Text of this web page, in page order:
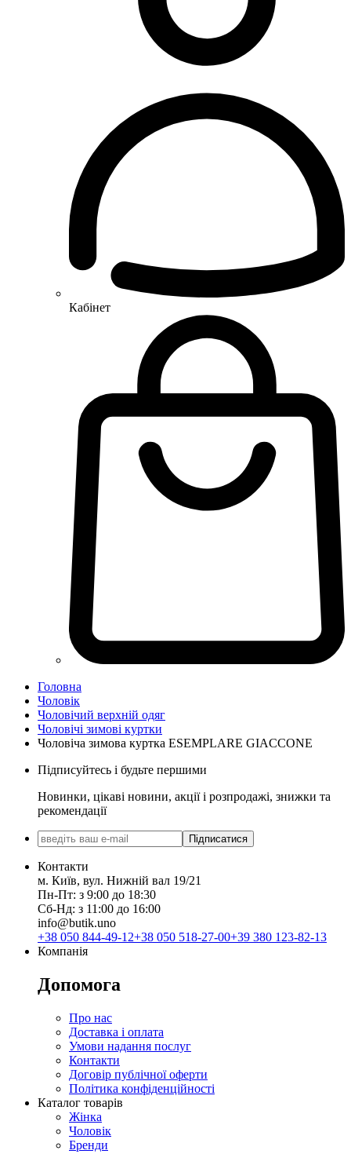
Кабінет
Головна
Чоловік
Чоловічий верхній одяг
Чоловічі зимові куртки
Чоловіча зимова куртка ESEMPLARE GIACCONE
Підписуйтесь і будьте першими
Новинки, цікаві новини, акції і розпродажі, знижки та
рекомендації
Підписатися
Контакти
м. Київ, вул. Нижній вал 19/21
Пн-Пт: з 9:00 до 18:30
Сб-Нд: з 11:00 до 16:00
info@butik.uno
+38 050 844-49-12+38 050 518-27-00+39 380 123-82-13
Компанія
Допомога
Про нас
Доставка і оплата
Умови надання послуг
Контакти
Договір публічної оферти
Політика конфіденційності
Каталог товарів
Жінка
Чоловік
Бренди